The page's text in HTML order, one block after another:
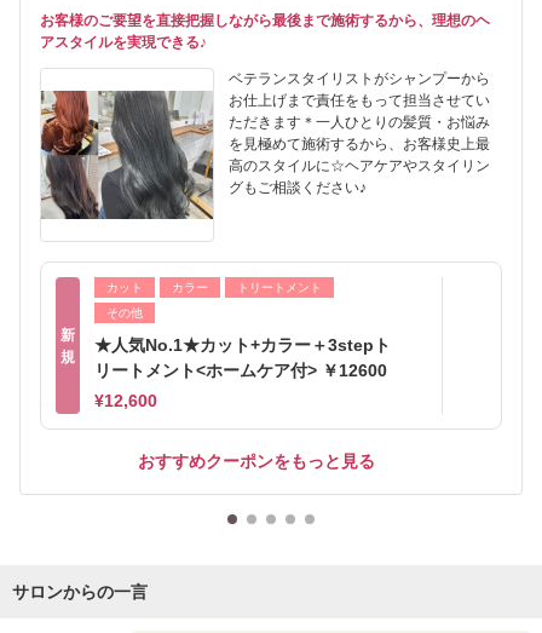
お客様のご要望を直接把握しながら最後まで施術するから、理想のヘ
アスタイルを実現できる♪
ベテランスタイリストがシャンプーから
お仕上げまで責任をもって担当させてい
ただきます＊一人ひとりの髪質・お悩み
を見極めて施術するから、お客様史上最
高のスタイルに☆ヘアケアやスタイリン
グもご相談ください♪
新
規
カット カラー
トリートメント
その他
★人気No.1★カット+カラー＋3stepト
リートメント<ホームケア付> ￥12600
¥12,600
おすすめクーポンをもっと見る
サロンからの一言